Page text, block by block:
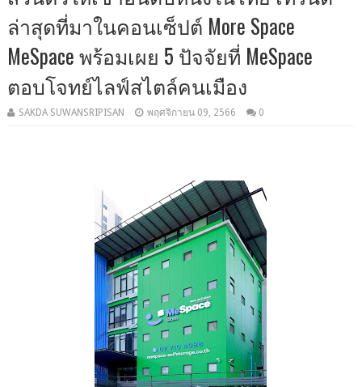
ล่าสุดที่มาในคอนเซ็ปต์ More Space
MeSpace พร้อมเผย 5 ปัจจัยที่ MeSpace
ตอบโจทย์ไลฟ์สไตล์คนเมือง
SAKDA SUWANSRIPISAN พฤศจิกายน 09, 2566 0